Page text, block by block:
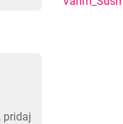
pridaj